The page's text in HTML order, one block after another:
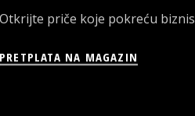
Otkrijte priče koje pokreću biznis
PRETPLATA NA MAGAZIN